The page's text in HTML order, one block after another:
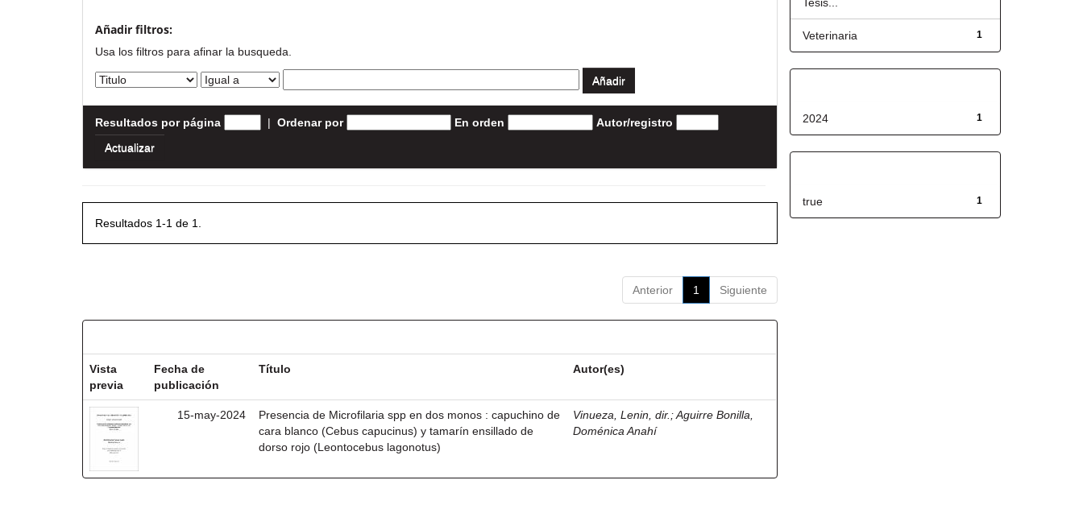
Añadir filtros:
Usa los filtros para afinar la busqueda.
Resultados por página | Ordenar por En orden Autor/registro
Resultados 1-1 de 1.
Anterior 1 Siguiente
Vista
previa
Fecha de
publicación
Título Autor(es)
15-may-2024
Presencia de Microfilaria spp en dos monos : capuchino de
cara blanco (Cebus capucinus) y tamarín ensillado de
dorso rojo (Leontocebus lagonotus)
Vinueza, Lenin, dir. ;Aguirre Bonilla,
Doménica Anahí
1
Veterinaria
1
2024
1
true